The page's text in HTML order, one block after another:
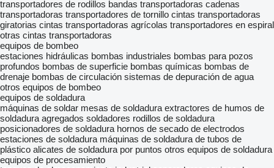
transportadores de rodillos bandas transportadoras cadenas
transportadoras transportadores de tornillo cintas transportadoras
giratorias cintas transportadoras agrícolas transportadores en espiral
otras cintas transportadoras
equipos de bombeo
estaciones hidráulicas bombas industriales bombas para pozos
profundos bombas de superficie bombas químicas bombas de
drenaje bombas de circulación sistemas de depuración de agua
otros equipos de bombeo
equipos de soldadura
máquinas de soldar mesas de soldadura extractores de humos de
soldadura agregados soldadores rodillos de soldadura
posicionadores de soldadura hornos de secado de electrodos
estaciones de soldadura máquinas de soldadura de tubos de
plástico alicates de soldadura por puntos otros equipos de soldadura
equipos de procesamiento